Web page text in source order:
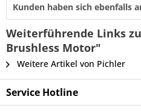
Kunden haben sich ebenfalls
Weiterführende Links
Brushless Motor"
Weitere Artikel von Pichler
Service Hotline